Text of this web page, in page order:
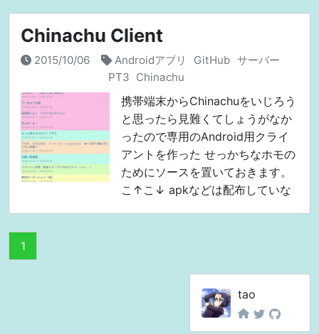
ShootingStarだが、
Chinachu Client
2015/10/06 Androidアプリ GitHub サーバー
PT3 Chinachu
携帯端末からChinachuをいじろう
と思ったら見難くてしょうがなか
ったので専用のAndroid用クライ
アントを作った せっかちなホモの
ためにソースを置いておきます。
こ↑こ↓ apkなどは配布していな
1
tao